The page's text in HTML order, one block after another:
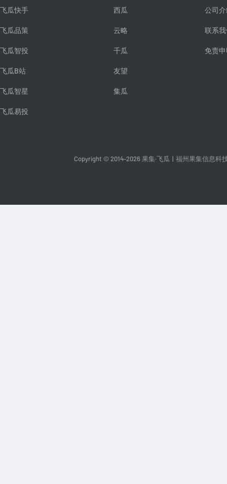
飞瓜快手
飞瓜品策
飞瓜智投
飞瓜B站
飞瓜智星
飞瓜易投
西瓜
云略
千瓜
友望
集瓜
公司
联系
免责
Copyright © 2014-2026 果集·飞瓜 福州果集信息科